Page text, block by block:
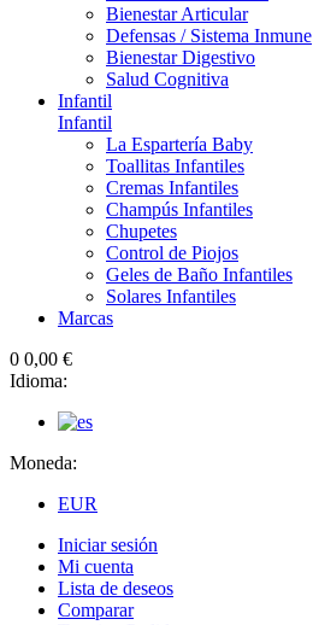
Bienestar Articular
Defensas / Sistema Inmune
Bienestar Digestivo
Salud Cognitiva
Infantil
Infantil
La Espartería Baby
Toallitas Infantiles
Cremas Infantiles
Champús Infantiles
Chupetes
Control de Piojos
Geles de Baño Infantiles
Solares Infantiles
Marcas
0 0,00 €
Idioma:
Moneda:
EUR
Iniciar sesión
Mi cuenta
Lista de deseos
Comparar